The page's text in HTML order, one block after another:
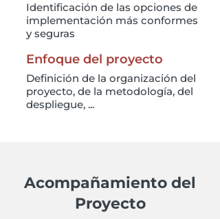
Identificación de las opciones de
implementación más conformes
y seguras
Enfoque del proyecto
Definición de la organización del
proyecto, de la metodología, del
despliegue, ...
Acompañamiento del
Proyecto